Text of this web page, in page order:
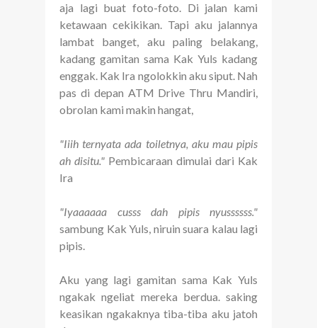
aja lagi buat foto-foto. Di jalan kami
ketawaan cekikikan. Tapi aku jalannya
lambat banget, aku paling belakang,
kadang gamitan sama Kak Yuls kadang
enggak. Kak Ira ngolokkin aku siput. Nah
pas di depan ATM Drive Thru Mandiri,
obrolan kami makin hangat,
"Iiih ternyata ada toiletnya, aku mau pipis
ah disitu." Pembicaraan dimulai dari Kak
Ira
"Iyaaaaaa cusss dah pipis nyussssss."
sambung Kak Yuls, niruin suara kalau lagi
pipis.
Aku yang lagi gamitan sama Kak Yuls
ngakak ngeliat mereka berdua. saking
keasikan ngakaknya tiba-tiba aku jatoh